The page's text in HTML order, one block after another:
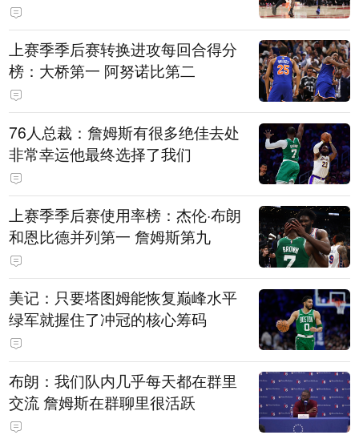
上赛季季后赛转换进攻每回合得分
榜：大桥第一 阿努诺比第二
76人总裁：詹姆斯有很多绝佳去处
非常幸运他最终选择了我们
上赛季季后赛使用率榜：杰伦·布朗
和恩比德并列第一 詹姆斯第九
美记：只要塔图姆能恢复巅峰水平
绿军就握住了冲冠的核心筹码
布朗：我们队内几乎每天都在群里
交流 詹姆斯在群聊里很活跃